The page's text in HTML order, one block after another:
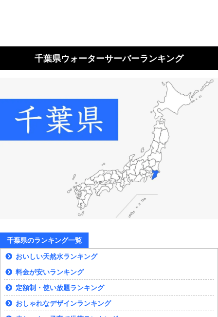
千葉県ウォーターサーバーランキング
千葉県のランキング一覧
おいしい天然水ランキング
料金が安いランキング
定額制・使い放題ランキング
おしゃれなデザインランキング